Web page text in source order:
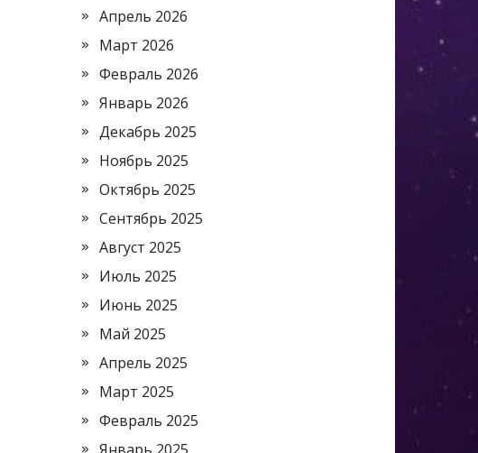
Апрель 2026
Март 2026
Февраль 2026
Январь 2026
Декабрь 2025
Ноябрь 2025
Октябрь 2025
Сентябрь 2025
Август 2025
Июль 2025
Июнь 2025
Май 2025
Апрель 2025
Март 2025
Февраль 2025
Январь 2025